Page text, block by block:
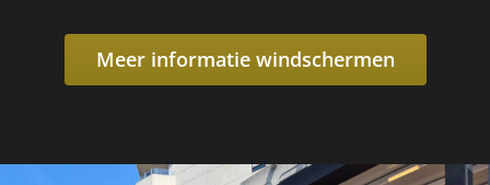
Meer informatie windschermen